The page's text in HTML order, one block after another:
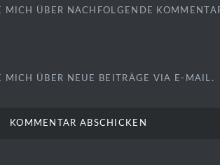
MICH ÜBER NACHFOLGENDE
MICH ÜBER NEUE BEITRÄGE VIA E-MAIL.